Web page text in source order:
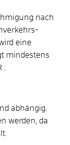
nach
eine
mindestens
abhängig.
werden, da